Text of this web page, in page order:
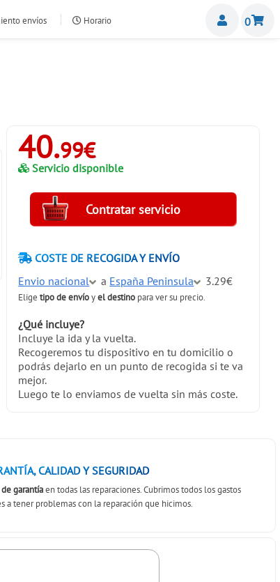
envíos Horario 0
40.99€
Servicio disponible
COSTE DE RECOGIDA Y ENVÍO
Envio nacional
a España Peninsula 3.29€
Eligetipo de envíoyel destino para ver su precio.
¿Qué incluye?
Incluye la ida y la vuelta.
Recogeremos tu dispositivo en tu domicilio o
podrás dejarlo en un punto de recogida si te va
mejor.
Luego te lo enviamos de vuelta sin más coste.
CALIDAD Y SEGURIDAD
garantíaen todas las reparaciones. Cubrimos todos los gastos
a tener problemas con la reparación que hicimos.